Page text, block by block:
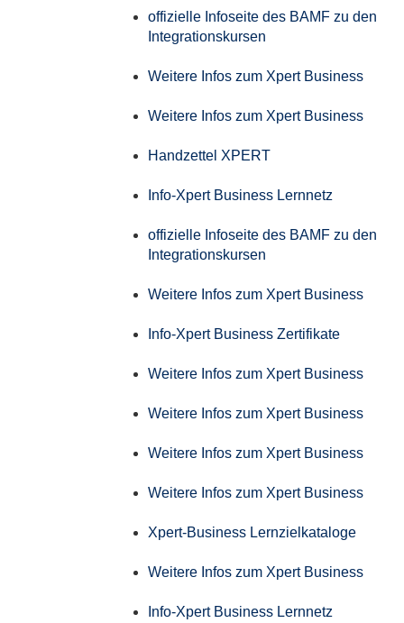
offizielle Infoseite des BAMF zu den
Integrationskursen
Weitere Infos zum Xpert Business
Weitere Infos zum Xpert Business
Handzettel XPERT
Info-Xpert Business Lernnetz
offizielle Infoseite des BAMF zu den
Integrationskursen
Weitere Infos zum Xpert Business
Info-Xpert Business Zertifikate
Weitere Infos zum Xpert Business
Weitere Infos zum Xpert Business
Weitere Infos zum Xpert Business
Weitere Infos zum Xpert Business
Xpert-Business Lernzielkataloge
Weitere Infos zum Xpert Business
Info-Xpert Business Lernnetz